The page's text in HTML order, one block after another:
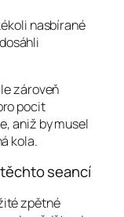
nasbírané
zároveň
pocit
aniž by musel
kola.
seancí
zpětné